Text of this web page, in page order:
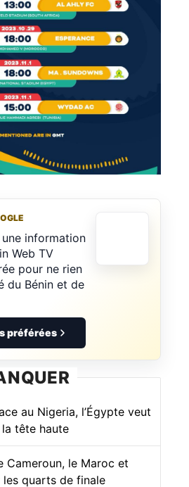
information
Web TV
pour ne rien
du Bénin et de
préférées
au Nigeria, l’Égypte veut
tête haute
Cameroun, le Maroc et
les quarts de finale